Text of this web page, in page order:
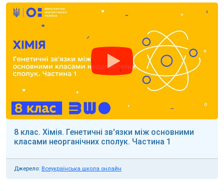
8 клас. Хімія. Генетичні зв'язки між основними
класами неорганічних сполук. Частина 1
Джерело: Всеукраїнська школа онлайн